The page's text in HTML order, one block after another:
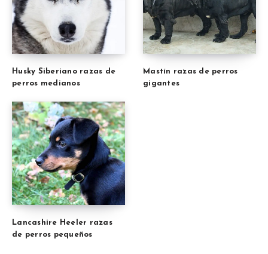
Husky Siberiano razas de
perros medianos
Mastín razas de perros
gigantes
Lancashire Heeler razas
de perros pequeños